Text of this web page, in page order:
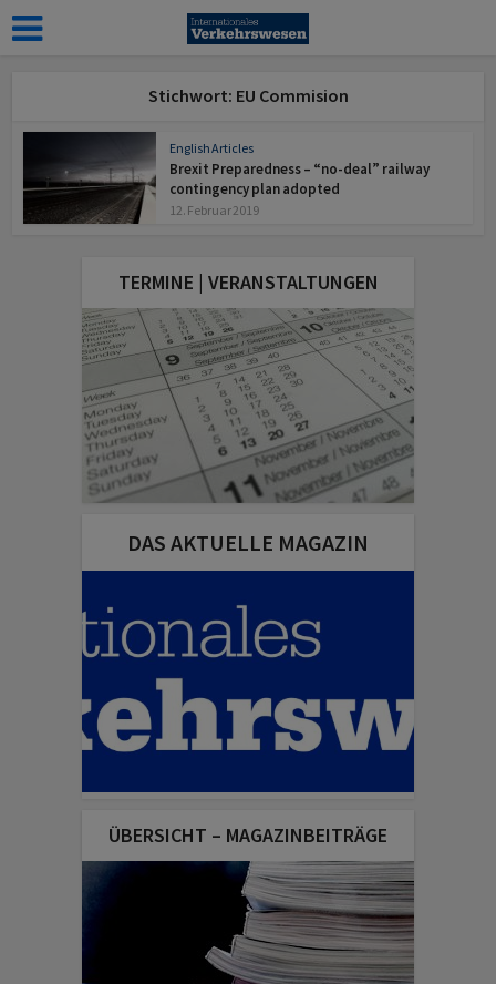
Stichwort: EU Commision
English Articles
Brexit Preparedness – “no-deal” railway
contingency plan adopted
12. Februar 2019
TERMINE | VERANSTALTUNGEN
DAS AKTUELLE MAGAZIN
ÜBERSICHT – MAGAZINBEITRÄGE